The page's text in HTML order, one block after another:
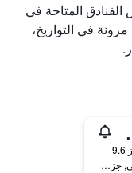
المتاحة في
في التواريخ،
Rangali Island, رانغالي, جزر المالديف